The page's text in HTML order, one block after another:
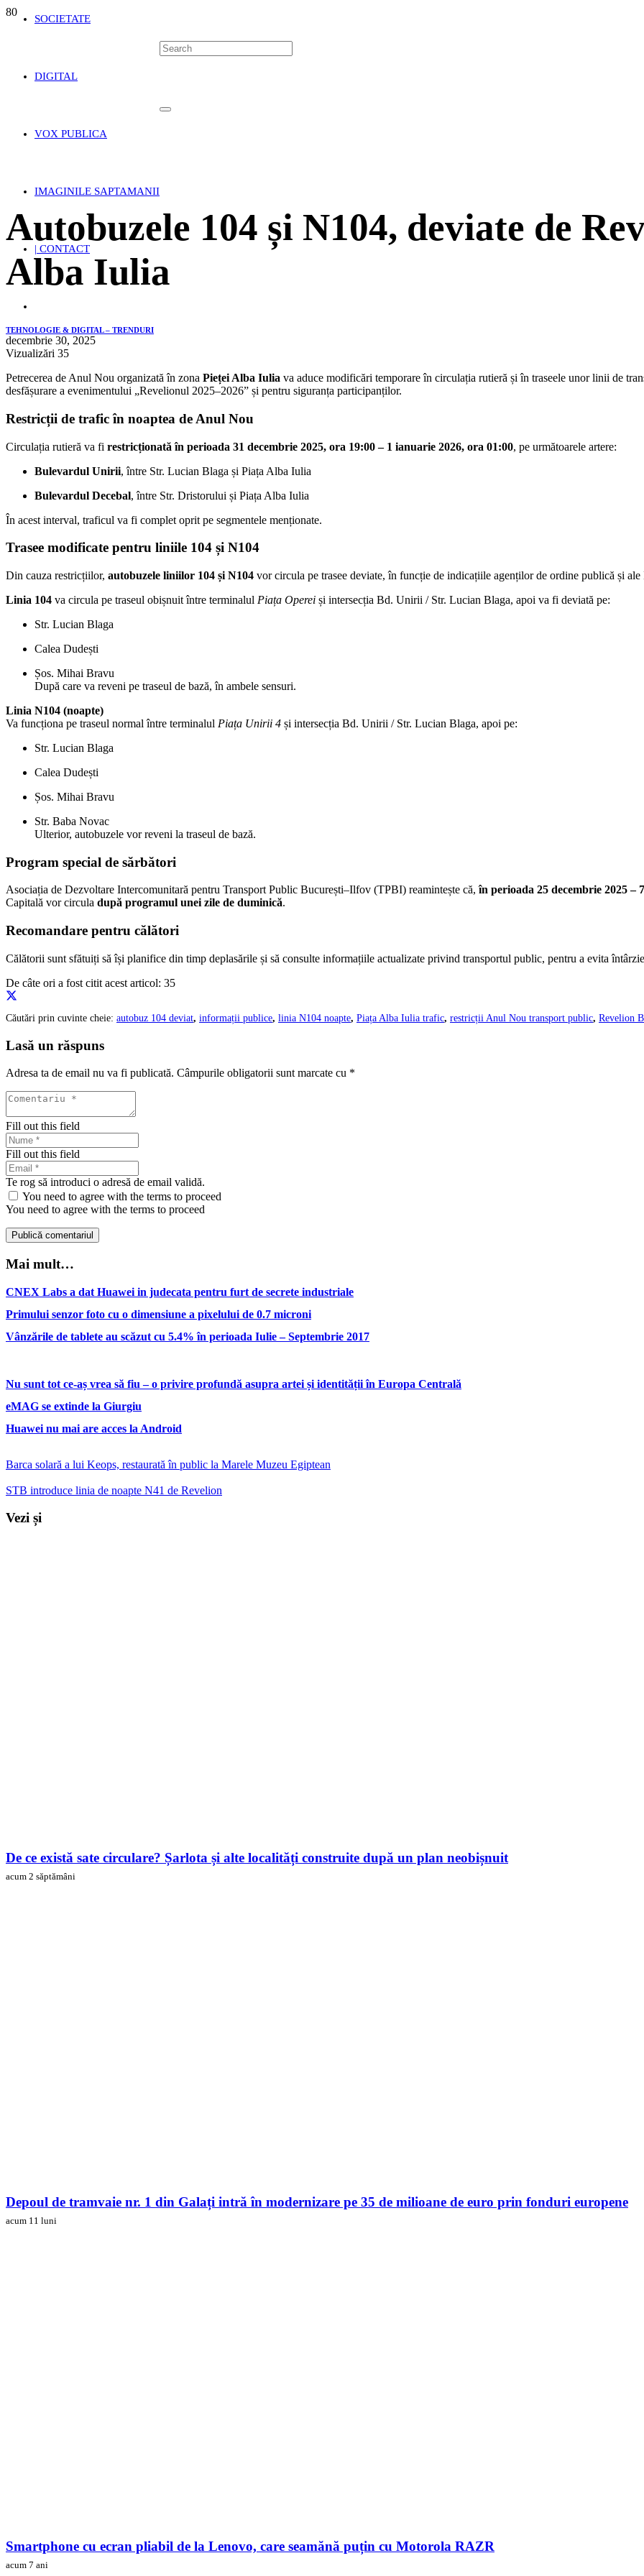
SOCIETATE
DIGITAL
VOX PUBLICA
IMAGINILE SAPTAMANII
| CONTACT
Autobuzele 104 și N104, deviate de
Alba Iulia
TEHNOLOGIE & DIGITAL – TRENDURI
decembrie 30, 2025
Vizualizări 35
Petrecerea de Anul Nou organizată în zona Pieței Alba Iulia va aduce modificări temporare în circulația rutieră și în traseele unor linii de
desfășurare a evenimentului „Revelionul 2025–2026” și pentru siguranța participanților.
Restricții de trafic în noaptea de Anul Nou
Circulația rutieră va fi restricționată în perioada 31 decembrie 2025, ora 19:00 – 1 ianuarie 2026, ora 01:00, pe următoarele artere:
Bulevardul Unirii, între Str. Lucian Blaga și Piața Alba Iulia
Bulevardul Decebal, între Str. Dristorului și Piața Alba Iulia
În acest interval, traficul va fi complet oprit pe segmentele menționate.
Trasee modificate pentru liniile 104 și N104
Din cauza restricțiilor, autobuzele liniilor 104 și N104 vor circula pe trasee deviate, în funcție de indicațiile agenților de ordine publică și
Linia 104 va circula pe traseul obișnuit între terminalul Piața Operei și intersecția Bd. Unirii / Str. Lucian Blaga, apoi va fi deviată pe:
Str. Lucian Blaga
Calea Dudești
Șos. Mihai Bravu
După care va reveni pe traseul de bază, în ambele sensuri.
Linia N104 (noapte)
Va funcționa pe traseul normal între terminalul Piața Unirii 4 și intersecția Bd. Unirii / Str. Lucian Blaga, apoi pe:
Str. Lucian Blaga
Calea Dudești
Șos. Mihai Bravu
Str. Baba Novac
Ulterior, autobuzele vor reveni la traseul de bază.
Program special de sărbători
Asociația de Dezvoltare Intercomunitară pentru Transport Public București–Ilfov (TPBI) reamintește că,în perioada 25 decembrie 2025 –
Capitală vor circula după programul unei zile de duminică.
Recomandare pentru călători
Călătorii sunt sfătuiți să își planifice din timp deplasările și să consulte informațiile actualizate privind transportul public, pentru a evita
De câte ori a fost citit acest articol: 35
Căutări prin cuvinte cheie: autobuz 104 deviat, informații publice, linia N104 noapte, Piața Alba Iulia trafic, restricții Anul Nou transport public, Revelion
Lasă un răspuns
Adresa ta de email nu va fi publicată. Câmpurile obligatorii sunt marcate cu *
Fill out this field
Fill out this field
Te rog să introduci o adresă de email validă.
You need to agree with the terms to proceed
You need to agree with the terms to proceed
Publică comentariul
Mai mult…
CNEX Labs a dat Huawei in judecata pentru furt de secrete industriale
Primului senzor foto cu o dimensiune a pixelului de 0.7 microni
Vânzările de tablete au scăzut cu 5.4% în perioada Iulie – Septembrie 2017
Nu sunt tot ce-aș vrea să fiu – o privire profundă asupra artei și identității în Europa Centrală
eMAG se extinde la Giurgiu
Huawei nu mai are acces la Android
Barca solară a lui Keops, restaurată în public la Marele Muzeu Egiptean
STB introduce linia de noapte N41 de Revelion
Vezi și
De ce există sate circulare? Șarlota și alte localități construite după un plan neobișnuit
acum 2 săptămâni
Depoul de tramvaie nr. 1 din Galați intră în modernizare pe 35 de milioane de euro prin fonduri europene
acum 11 luni
Smartphone cu ecran pliabil de la Lenovo, care seamănă puțin cu Motorola RAZR
acum 7 ani